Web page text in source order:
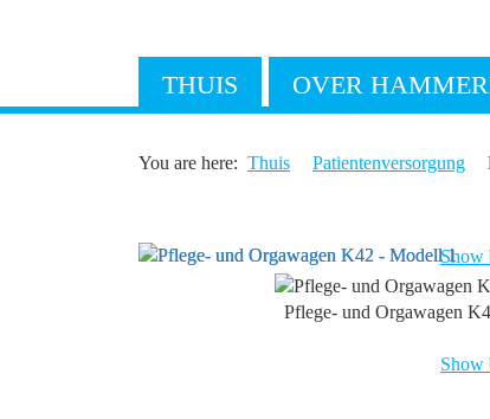
THUIS OVER
You are here: Thuis Patientenversorgung
Show
Pflege- und Orgawagen
Show